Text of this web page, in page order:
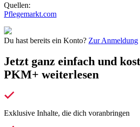
Quellen:
Pflegemarkt.com
Du hast bereits ein Konto? Zur Anmeldung
Jetzt ganz einfach und
PKM+ weiterlesen
Exklusive Inhalte, die dich voranbringen